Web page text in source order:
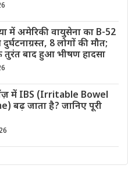
में अमेरिकी वायुसेना का B-52
8 लोगों की मौत;
बाद हुआ भीषण हादसा
में IBS (Irritable Bowel
बढ़ जाता है? जानिए पूरी